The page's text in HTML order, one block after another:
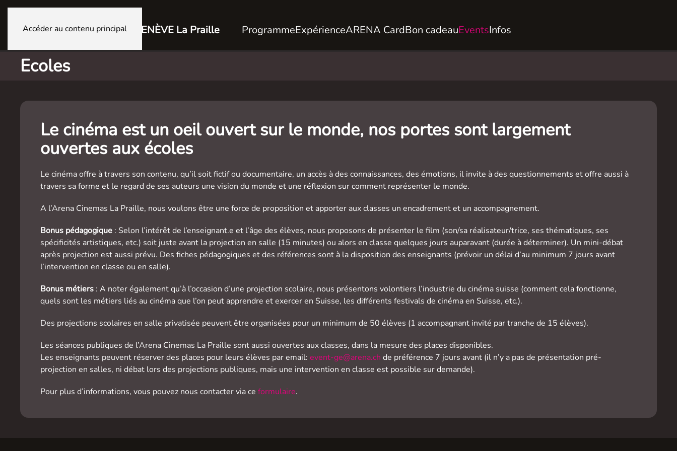
Accéder au contenu principal GENÈVE La Praille ProgrammeExpérienceARENA CardBon cadeauEventsInfos
Ecoles
Le cinéma est un oeil ouvert sur le monde, nos portes sont largement
ouvertes aux écoles
Le cinéma offre à travers son contenu, qu’il soit fictif ou documentaire, un accès à des connaissances, des émotions, il invite à des questionnements et offre aussi à
travers sa forme et le regard de ses auteurs une vision du monde et une réflexion sur comment représenter le monde.
A l’Arena Cinemas La Praille, nous voulons être une force de proposition et apporter aux classes un encadrement et un accompagnement.
Bonus pédagogique : Selon l’intérêt de l’enseignant.e et l’âge des élèves, nous proposons de présenter le film (son/sa réalisateur/trice, ses thématiques, ses
spécificités artistiques, etc.) soit juste avant la projection en salle (15 minutes) ou alors en classe quelques jours auparavant (durée à déterminer). Un mini-débat
après projection est aussi prévu. Des fiches pédagogiques et des références sont à la disposition des enseignants (prévoir un délai d’au minimum 7 jours avant
l’intervention en classe ou en salle).
Bonus métiers : A noter également qu’à l’occasion d’une projection scolaire, nous présentons volontiers l’industrie du cinéma suisse (comment cela fonctionne,
quels sont les métiers liés au cinéma que l’on peut apprendre et exercer en Suisse, les différents festivals de cinéma en Suisse, etc.).
Des projections scolaires en salle privatisée peuvent être organisées pour un minimum de 50 élèves (1 accompagnant invité par tranche de 15 élèves).
Les séances publiques de l’Arena Cinemas La Praille sont aussi ouvertes aux classes, dans la mesure des places disponibles.
Les enseignants peuvent réserver des places pour leurs élèves par email: event-ge@arena.ch de préférence 7 jours avant (il n’y a pas de présentation pré-
projection en salles, ni débat lors des projections publiques, mais une intervention en classe est possible sur demande).
Pour plus d’informations, vous pouvez nous contacter via ce formulaire.